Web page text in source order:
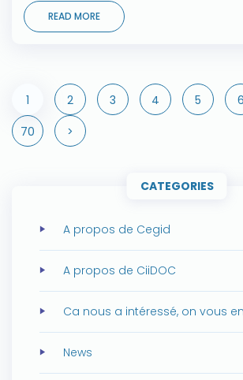
READ MORE
1 2 3 4 5 6
70
>
CATEGORIES
A propos de Cegid
A propos de CiiDOC
Ca nous a intéressé, on vous
News